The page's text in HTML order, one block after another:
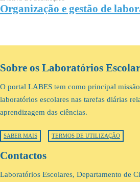
Organização e gestão de
Sobre os Laboratórios
O portal LABES tem como principal
laboratórios escolares nas tarefas diárias
aprendizagem das ciências.
SABER MAIS TERMOS DE UTILIZAÇÃO
Contactos
Laboratórios Escolares, Departamento de